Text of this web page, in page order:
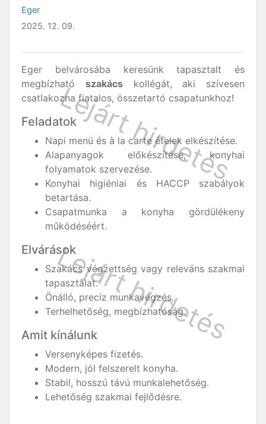
Eger
2025. 12. 09.
Eger belvárosába keresünk tapasztalt és
megbízható szakácskollégát, aki szívesen
csatlakozna fiatalos, összetartó csapatunkhoz!
Feladatok
Napi menü és à la carte ételek elkészítése.
Alapanyagok előkészítése, konyhai
folyamatok szervezése.
Konyhai higiéniai és HACCP szabályok
betartása.
Csapatmunka a konyha gördülékeny
működéséért.
Elvárások
Szakács végzettség vagy releváns szakmai
tapasztalat.
Önálló, precíz munkavégzés.
Terhelhetőség, megbízhatóság.
Amit kínálunk
Versenyképes fizetés.
Modern, jól felszerelt konyha.
Stabil, hosszú távú munkalehetőség.
Lehetőség szakmai fejlődésre.